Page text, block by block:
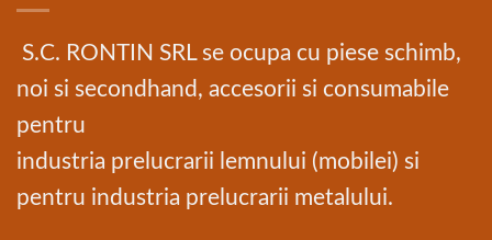
S.C. RONTIN SRL se ocupa cu piese schimb,
noi si secondhand, accesorii si consumabile
pentru
industria prelucrarii lemnului (mobilei) si
pentru industria prelucrarii metalului.